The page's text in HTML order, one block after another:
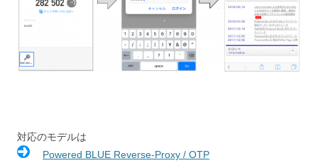
対応のモデルは
Powered BLUE Reverse-Proxy / OTP